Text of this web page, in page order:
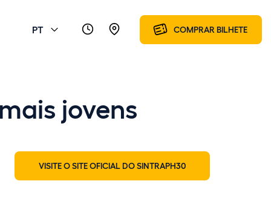
PT COMPRAR BILHETE
jovens
VISITE O SITE OFICIAL DO SINTRAPH30